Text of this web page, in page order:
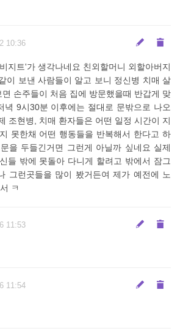
10:36
지트'가 생각나네요 친외할머니 외할아버지
이 보낸 사람들이 알고 보니 정신병 치매 살
손주들이 처음 집에 방문했을때 반갑게 맞
녁 9시30분 이후에는 절대로 문밖으로 나오
조현병, 치매 환자들은 어떤 일정 시간이 지
못한채 어떤 행동들을 반복해서 한다고 하
을 두들긴거면 그런게 아닐까 싶네요 실제
들 밖에 못돌아 다니게 할려고 밖에서 잠그
그런곳들을 많이 봤거든여 제가 예전에 노
ㅋ
11:53
11:54